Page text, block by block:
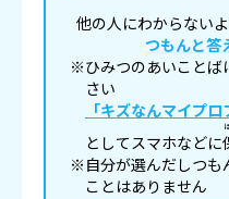
他の人にわからないよ
つもんと答
※ひみつのあいことば
さい
「キズなんマイプロ
としてスマホなどに
※自分が選んだしつも
ことはありません